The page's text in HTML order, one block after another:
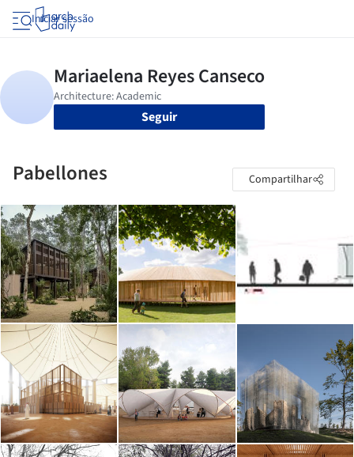
Iniciar sessão
Seguir
Pabellones Compartilhar